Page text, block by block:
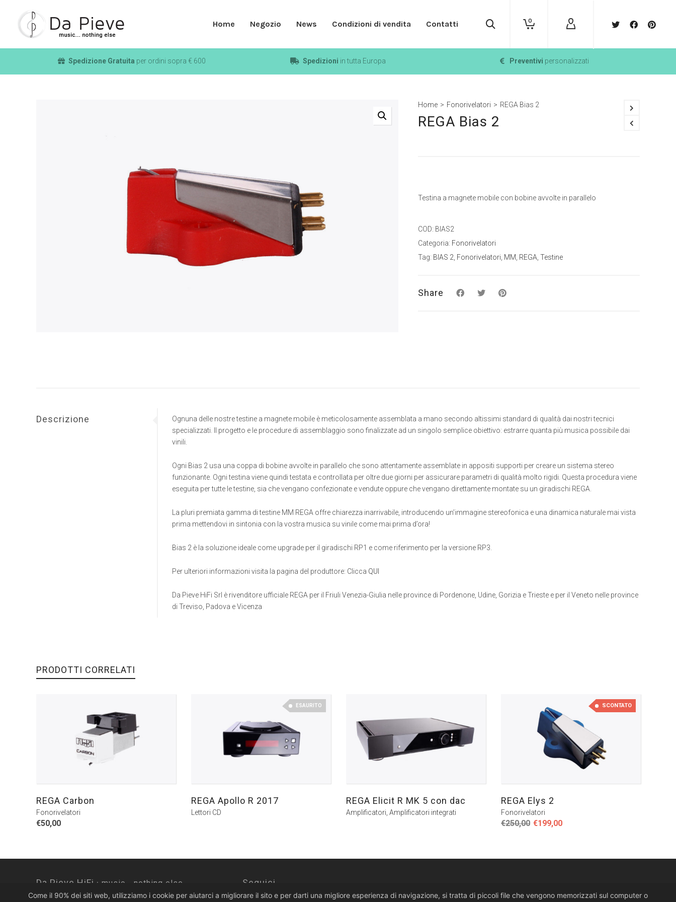
Home Negozio News Condizioni di vendita Contatti 0
Spedizione Gratuita per ordini sopra € 600 Spedizioni in tutta Europa Preventivi personalizzati
Home > Fonorivelatori > REGA Bias 2
REGA Bias 2
Testina a magnete mobile con bobine avvolte in parallelo
COD: BIAS2
Categoria: Fonorivelatori
Tag: BIAS 2 Fonorivelatori MM REGA Testine
Share
Descrizione
Ognuna delle nostre testine a magnete mobile è meticolosamente assemblata a mano secondo altissimi standard di qualità dai nostri tecnici
specializzati. Il progetto e le procedure di assemblaggio sono finalizzate ad un singolo semplice obiettivo: estrarre quanta più musica possibile dai
vinili.
Ogni Bias 2 usa una coppa di bobine avvolte in parallelo che sono attentamente assemblate in appositi supporti per creare un sistema stereo
funzionante. Ogni testina viene quindi testata e controllata per oltre due giorni per assicurare parametri di qualità molto rigidi. Questa procedura viene
eseguita per tutte le testine, sia che vengano confezionate e vendute oppure che vengano direttamente montate su un giradischi REGA.
La pluri premiata gamma di testine MM REGA offre chiarezza inarrivabile, introducendo un’immagine stereofonica e una dinamica naturale mai vista
prima mettendovi in sintonia con la vostra musica su vinile come mai prima d’ora!
Bias 2 è la soluzione ideale come upgrade per il giradischi RP1 e come riferimento per la versione RP3.
Per ulteriori informazioni visita la pagina del produttore: Clicca QUI
Da Pieve HiFi Srl è rivenditore ufficiale REGA per il Friuli Venezia-Giulia nelle province di Pordenone, Udine, Gorizia e Trieste e per il Veneto nelle province
di Treviso, Padova e Vicenza
PRODOTTI CORRELATI
REGA Carbon
Fonorivelatori
€50,00
ESAURITO
REGA Apollo R 2017
Lettori CD
REGA Elicit R MK 5 con dac
Amplificatori, Amplificatori integrati
SCONTATO
REGA Elys 2
Fonorivelatori
€250,00 Il
€199,00Il
Da Pieve HiFi · music... nothing else. Seguici
Come il 90% dei siti web, utilizziamo i cookie per aiutarci a migliorare il sito e per darti una migliore esperienza di navigazione, si tratta di piccoli file che vengono memorizzati sul computer o